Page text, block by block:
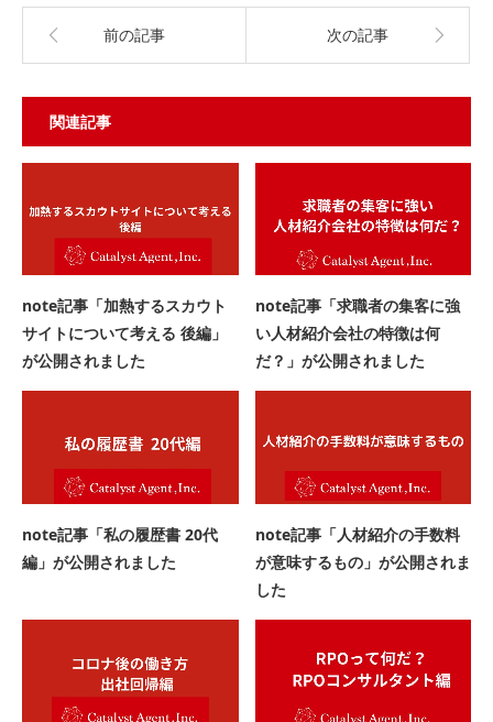
前の記事 次の記事
関連記事
note記事「加熱するスカウト
サイトについて考える 後編」
が公開されました
note記事「求職者の集客に強
い人材紹介会社の特徴は何
だ？」が公開されました
note記事「私の履歴書 20代
編」が公開されました
note記事「人材紹介の手数料
が意味するもの」が公開されま
した